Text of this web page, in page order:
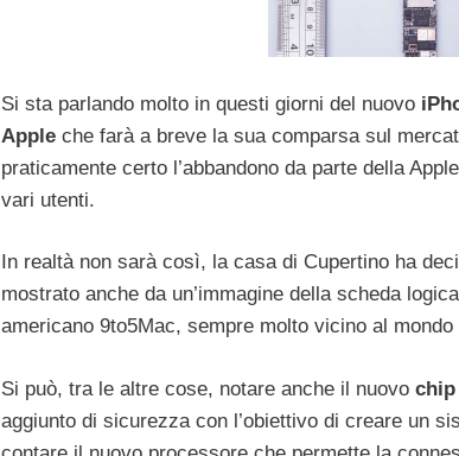
Si sta parlando molto in questi giorni del nuovo
Apple che farà a breve la sua comparsa sul
praticamente certo l’abbandono da parte della
vari utenti.
In realtà non sarà così, la casa di Cupertino ha
mostrato anche da un’immagine della scheda
americano 9to5Mac, sempre molto vicino al mondo
Si può, tra le altre cose, notare anche il nuovo chip
aggiunto di sicurezza con l’obiettivo di creare un